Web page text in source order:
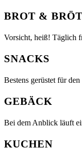
BROT &
Vorsicht, heiß! Täglich
SNACKS
Bestens gerüstet für
GEBÄCK
Bei dem Anblick läuft
KUCHEN